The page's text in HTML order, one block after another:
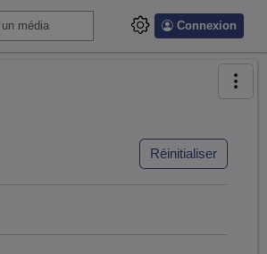
Connexion
Réinitialiser